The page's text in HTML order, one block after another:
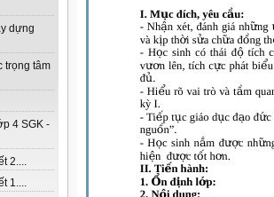
dựng
trọng tâm
4 SGK -
2....
1....